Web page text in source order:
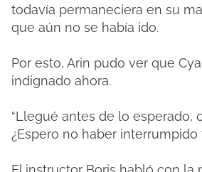
todavía permaneciera en su
que aún no se había ido.
Por esto, Arin pudo ver que
indignado ahora.
“Llegué antes de lo esperado,
¿Espero no haber interrumpido